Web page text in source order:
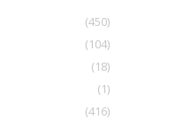
(450)
(104)
(18)
(1)
(416)